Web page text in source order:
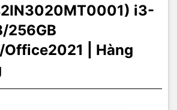
i3-
256GB
Office2021 | Hàng